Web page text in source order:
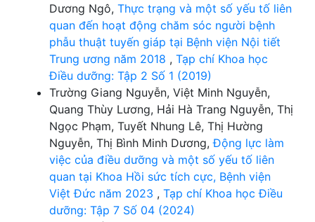
Dương Ngô, Thực trạng và một số yếu tố liên
quan đến hoạt động chăm sóc người bệnh
phẫu thuật tuyến giáp tại Bệnh viện Nội tiết
Trung ương năm 2018 , Tạp chí Khoa học
Điều dưỡng: Tập 2 Số 1 (2019)
Trường Giang Nguyễn, Việt Minh Nguyễn,
Quang Thùy Lương, Hải Hà Trang Nguyễn, Thị
Ngọc Phạm, Tuyết Nhung Lê, Thị Hường
Nguyễn, Thị Bình Minh Dương,Động lực làm
việc của điều dưỡng và một số yếu tố liên
quan tại Khoa Hồi sức tích cực, Bệnh viện
Việt Đức năm 2023 , Tạp chí Khoa học Điều
dưỡng: Tập 7 Số 04 (2024)